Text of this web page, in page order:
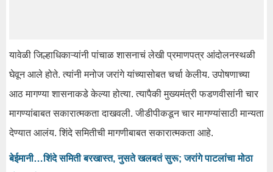
यावेळी जिल्हाधिकाऱ्यांनी पांचाळ शासनाचं लेखी प्रमाणपत्र आंदोलनस्थळी
घेवून आले होते. त्यांनी मनोज जरांगे यांच्यासोबत चर्चा केलीय. उपोषणाच्या
आठ मागण्या शासनाकडे केल्या होत्या. त्यापैकी मुख्यमंत्री फडणवीसांनी चार
मागण्यांबाबत सकारात्मकता दाखवली. जीडीपीकडून चार मागण्यांसाठी मान्यता
देण्यात आलंय. शिंदे समितीची मागणीबाबत सकारात्मकता आहे.
बेईमानी…शिंदे समिती बरखास्त, नुसते खलबतं सुरू; जरांगे पाटलांचा मोठा